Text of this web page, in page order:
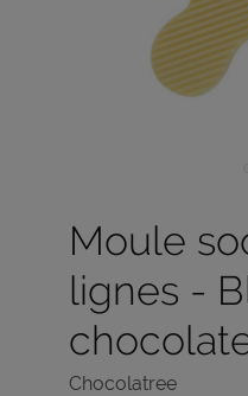
Moule
lignes -
Chocolatree